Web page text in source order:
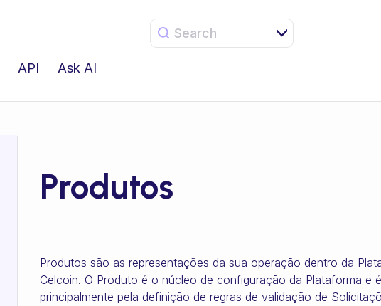
Search
API Ask AI
Produtos
Produtos são as representações da sua operação dentro da
Celcoin. O Produto é o núcleo de configuração da Plataforma e
principalmente pela definição de regras de validação de